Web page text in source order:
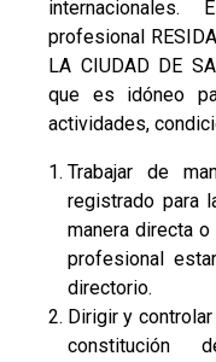
internacionales.
profesional
LA CIUDAD DE
que es idóneo
actividades,
Trabajar de
registrado para
manera directa
profesional
directorio.
Dirigir y
constitución